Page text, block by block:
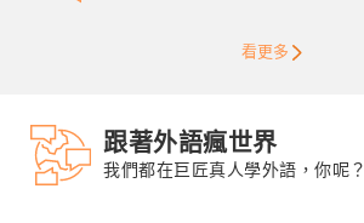
看更多
跟著外語瘋世界
我們都在巨匠真人學外語，你呢？